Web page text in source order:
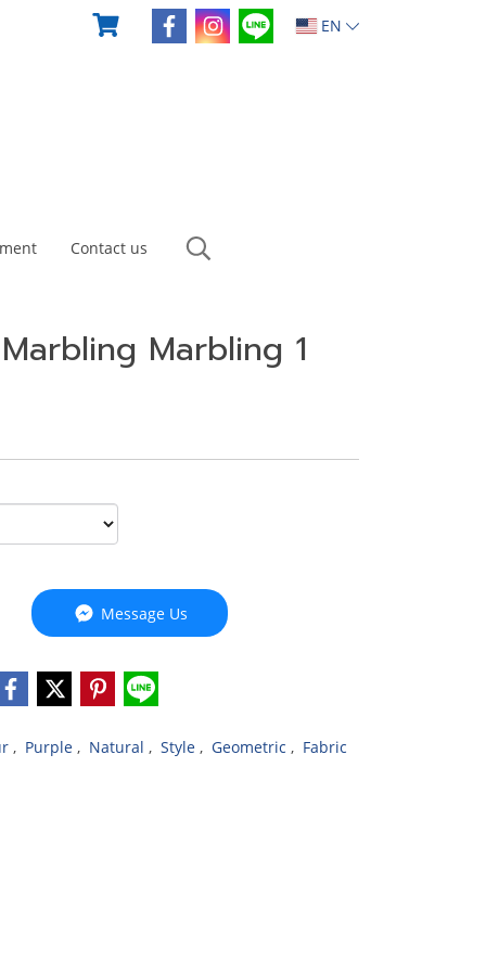
EN
Contact us
Marbling 1
Message Us
, Purple , Natural , Style , Geometric , Fabric